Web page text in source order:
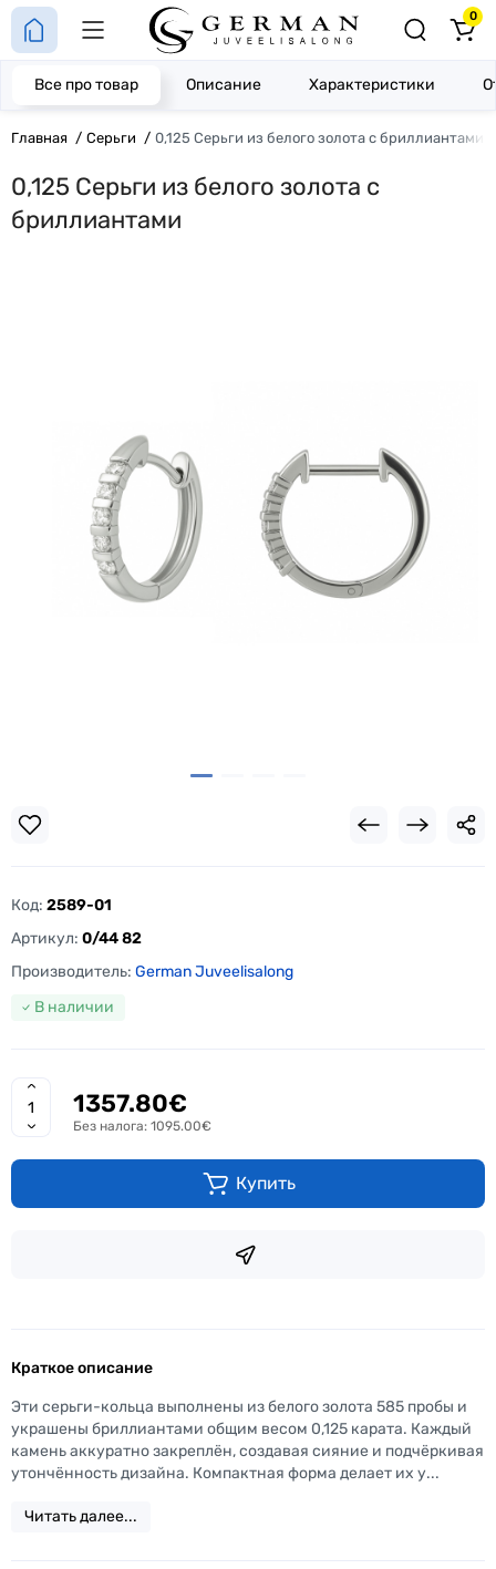
0
Главная Серьги 0,125 Серьги из белого золота с бриллиантами
0,125 Серьги из белого золота с
бриллиантами
Все про товар Описание Характеристики
Код: 2589-01
Артикул: 0/44 82
Производитель: German Juveelisalong
В наличии
1357.80€
Без налога: 1095.00€
Купить
Краткое описание
Эти серьги-кольца выполнены из белого золота 585 пробы и
украшены бриллиантами общим весом 0,125 карата. Каждый
камень аккуратно закреплён, создавая сияние и подчёркивая
утончённость дизайна. Компактная форма делает их у...
Читать далее...